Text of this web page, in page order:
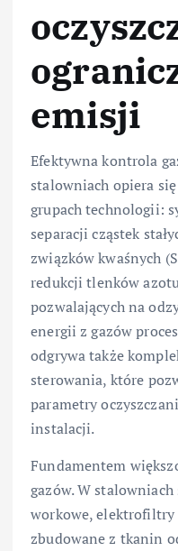
emisji
Efektywna kontrola
stalowniach opiera
grupach technologii:
separacji cząstek
związków kwaśnych
redukcji tlenków
pozwalających na
energii z gazów
odgrywa także
sterowania, które
parametry
instalacji.
Fundamentem
gazów. W
workowe, elektrofiltry
zbudowane z tkanin